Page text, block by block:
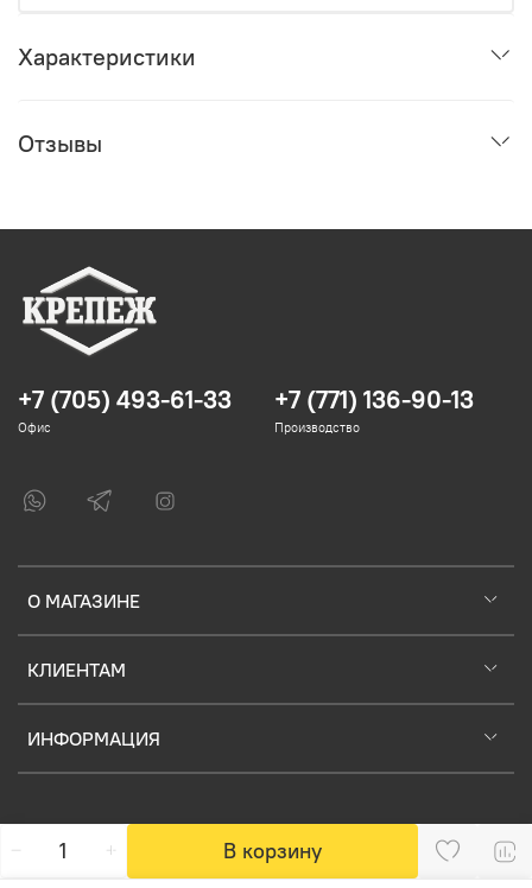
В корзину
Характеристики
Отзывы
О МАГАЗИНЕ
КЛИЕНТАМ
ИНФОРМАЦИЯ
+7 (705) 493-61-33
Офис
+7 (771) 136-90-13
Производство